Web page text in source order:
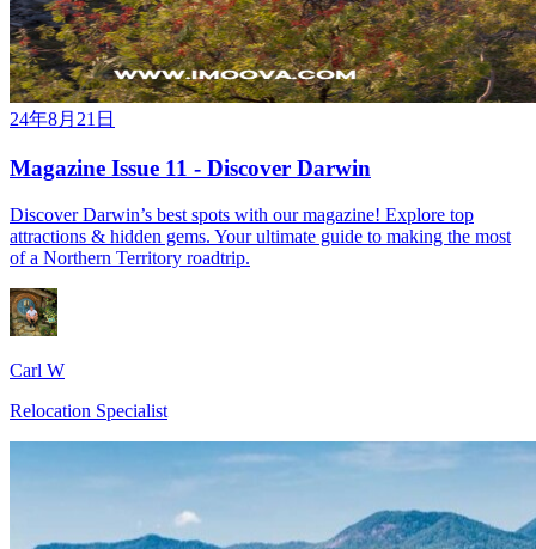
24年8月21日
Magazine Issue 11 - Discover Darwin
Discover Darwin’s best spots with our magazine! Explore top
attractions & hidden gems. Your ultimate guide to making the most
of a Northern Territory roadtrip.
Carl W
Relocation Specialist